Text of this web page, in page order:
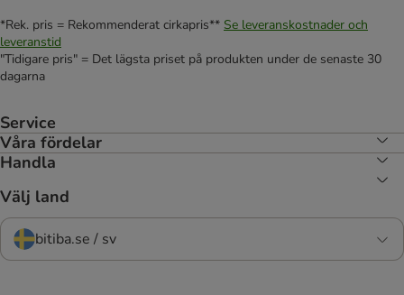
*Rek. pris = Rekommenderat cirkapris** Se leveranskostnader och
leveranstid
"Tidigare pris" = Det lägsta priset på produkten under de senaste 30
dagarna
Service
Våra fördelar
Handla
Välj land
bitiba.se / sv